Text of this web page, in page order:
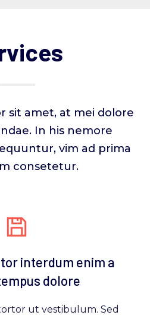
sit amet, at mei dolore
In his nemore
vim ad prima
consetetur.
interdum enim a
dolore
ut vestibulum. Sed